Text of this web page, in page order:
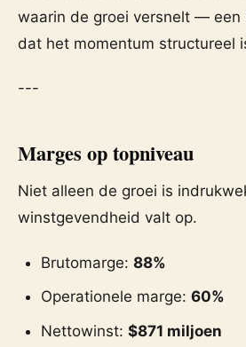
waarin de groei versnelt — een
dat het momentum structureel
---
Marges op topniveau
Niet alleen de groei is
winstgevendheid valt op.
Brutomarge: 88%
Operationele marge: 60%
Nettowinst: $871 miljoen